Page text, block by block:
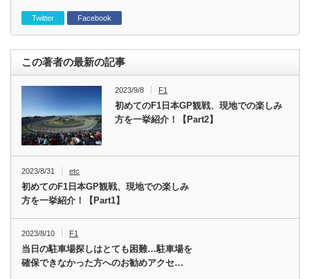
Twitter Facebook
この著者の最新の記事
2023/9/8 F1
初めてのF1日本GP観戦、現地での楽しみ
方を一挙紹介！【Part2】
2023/8/31 etc
初めてのF1日本GP観戦、現地での楽しみ
方を一挙紹介！【Part1】
2023/8/10 F1
当日の駐車場探しはとても困難…駐車場を
確保できなかった方へのお勧めアクセ…